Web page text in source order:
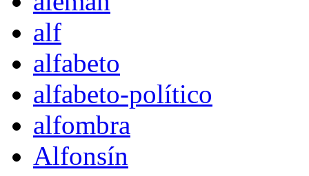
alf
alfabeto
alfabeto-político
alfombra
Alfonsín